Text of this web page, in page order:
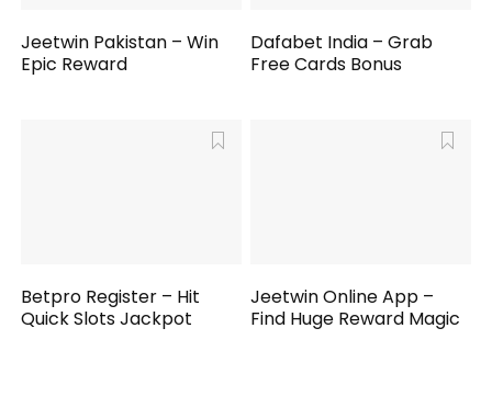
Jeetwin Pakistan – Win
Epic Reward
Dafabet India – Grab
Free Cards Bonus
Betpro Register – Hit
Quick Slots Jackpot
Jeetwin Online App –
Find Huge Reward Magic